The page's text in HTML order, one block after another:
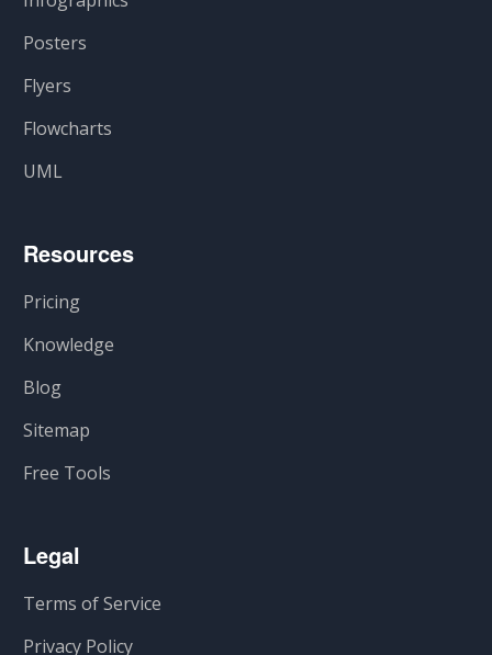
Posters
Flyers
Flowcharts
UML
Resources
Pricing
Knowledge
Blog
Sitemap
Free Tools
Legal
Terms of Service
Privacy Policy